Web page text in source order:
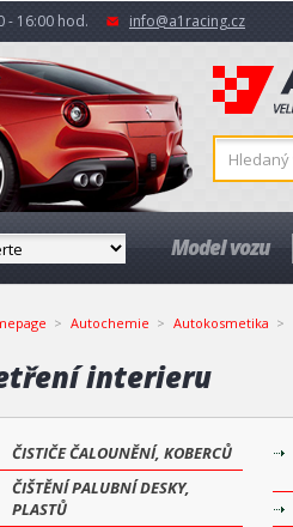
- 16:00 hod. info@a1racing.cz
Model vozu
Autochemie Autokosmetika
interieru
ČISTIČE ČALOUNĚNÍ, KOBERCŮ
ČIŠTĚNÍ PALUBNÍ DESKY,
PLASTŮ